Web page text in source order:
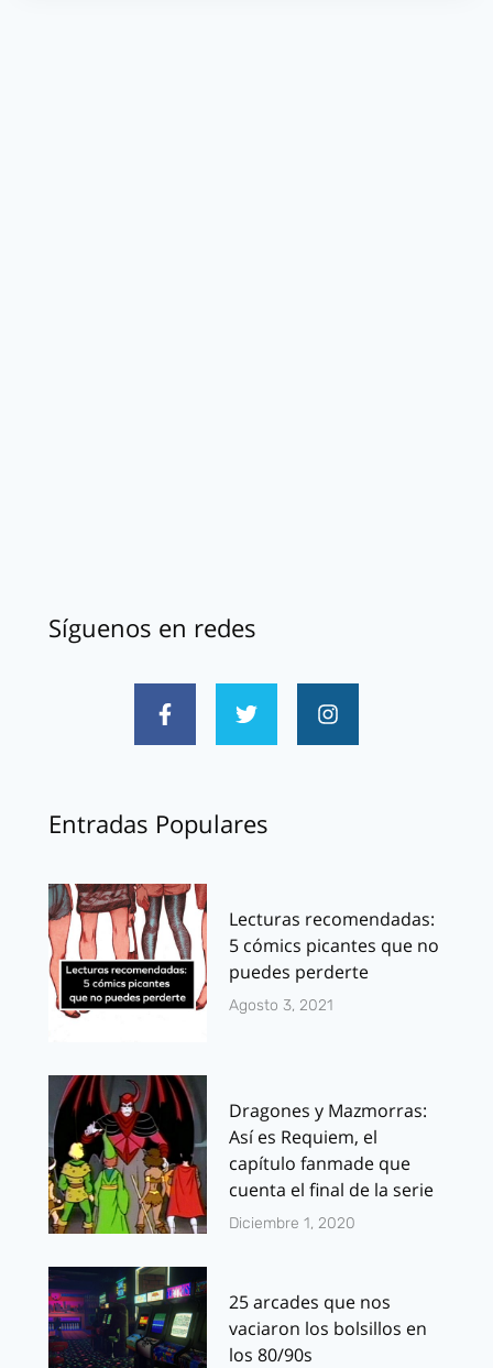
Síguenos en redes
Entradas Populares
Lecturas recomendadas:
5 cómics picantes que no
puedes perderte
Agosto 3, 2021
Dragones y Mazmorras:
Así es Requiem, el
capítulo fanmade que
cuenta el final de la serie
Diciembre 1, 2020
25 arcades que nos
vaciaron los bolsillos en
los 80/90s